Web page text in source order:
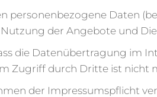
personenbezogene Daten
der Angebote und
die Datenübertragung im
Zugriff durch Dritte ist nicht
der Impressumspflicht